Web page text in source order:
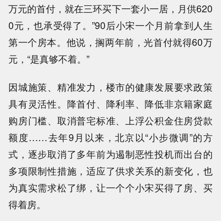
万元的首付，就在三环买下一套小一居，月供620
0元，也承受得了。”90后小宋一个月前拿到人生
第一个房本。他说，搁两年前，光首付就得60万
元，“是真够不着。”
因城施策、精准发力，楼市的健康发展要求政策
具有灵活性。降首付、降利率、降低非京籍家庭
购房门槛、取消普宅标准、上浮公积金住房贷款
额度……去年9月以来，北京以“小步微调”的方
式，逐步取消了多年前为遏制恶性投机而出台的
多项限制性措施，适应了供求关系的新变化，也
为真实需求松了绑，让一个个小宋买得了房、买
得着房。